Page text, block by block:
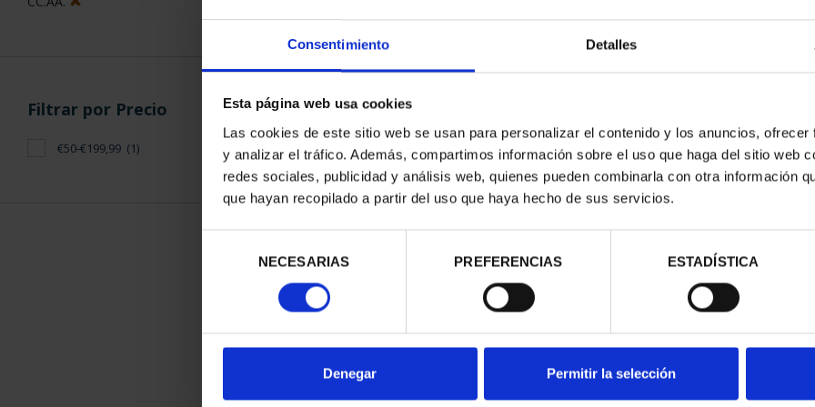
Consentimiento Detalles
Esta página web usa cookies
Las cookies de este sitio web se usan para personalizar el contenido y los anuncios,
y analizar el tráfico. Además, compartimos información sobre el uso que haga del sitio web
redes sociales, publicidad y análisis web, quienes pueden combinarla con otra información
que hayan recopilado a partir del uso que haya hecho de sus servicios.
consentimiento
NECESARIAS PREFERENCIAS ESTADÍSTICA
Denegar Permitir la selección
Filtrar por Precio
€50-€199,99 (1)
800 AÑOS CATEDRAL
BURGOS (2021) 8 REALES
ORDENAR POR: